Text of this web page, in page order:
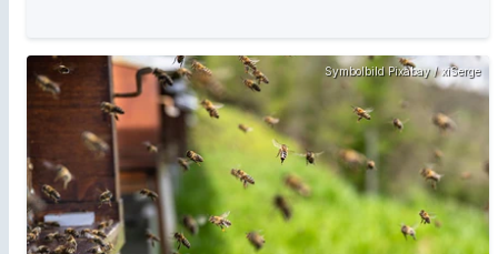
Symbolbild Pixabay / xiSerge